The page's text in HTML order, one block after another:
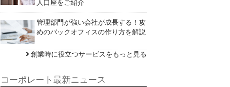
人口座をご紹介
管理部門が強い会社が成長する！攻
めのバックオフィスの作り方を解説
創業時に役立つサービスをもっと見る
コーポレート最新ニュース